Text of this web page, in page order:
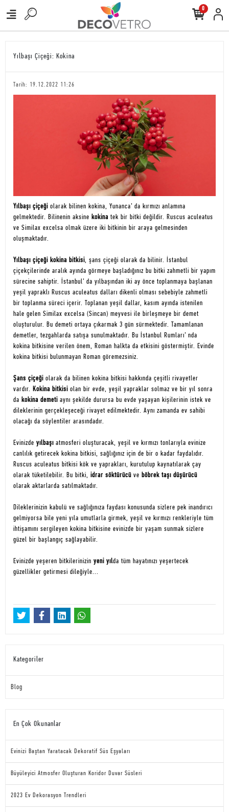
0
Yılbaşı Çiçeği: Kokina
Tarih: 19.12.2022 11:26
Yılbaşı çiçeği olarak bilinen kokina, Yunanca’ da kırmızı anlamına
gelmektedir. Bilinenin aksine kokina tek bir bitki değildir. Ruscus aculeatus
ve Similax excelsa olmak üzere iki bitkinin bir araya gelmesinden
oluşmaktadır.
Yılbaşı çiçeği kokina bitkisi, şans çiçeği olarak da bilinir. İstanbul
çiçekçilerinde aralık ayında görmeye başladığınız bu bitki zahmetli bir yapım
sürecine sahiptir. İstanbul’ da yılbaşından iki ay önce toplanmaya başlanan
yeşil yapraklı Ruscus aculeatus dalları dikenli olması sebebiyle zahmetli
bir toplanma süreci içerir. Toplanan yeşil dallar, kasım ayında istenilen
hale gelen Similax excelsa (Sincan) meyvesi ile birleşmeye bir demet
oluşturulur. Bu demeti ortaya çıkarmak 3 gün sürmektedir. Tamamlanan
demetler, tezgahlarda satışa sunulmaktadır. Bu İstanbul Rumları’ nda
kokina bitkisine verilen önem, Roman halkta da etkisini göstermiştir. Evinde
kokina bitkisi bulunmayan Roman göremezsiniz.
Şans çiçeği olarak da bilinen kokina bitkisi hakkında çeşitli rivayetler
vardır. Kokina bitkisi olan bir evde, yeşil yapraklar solmaz ve bir yıl sonra
da kokina demeti aynı şekilde durursa bu evde yaşayan kişilerinin istek ve
dileklerinin gerçekleşeceği rivayet edilmektedir. Aynı zamanda ev sahibi
olacağı da söylentiler arasındadır.
Evinizde yılbaşı atmosferi oluşturacak, yeşil ve kırmızı tonlarıyla evinize
canlılık getirecek kokina bitkisi, sağlığınız için de bir o kadar faydalıdır.
Ruscus aculeatus bitkisi kök ve yaprakları, kurutulup kaynatılarak çay
olarak tüketilebilir. Bu bitki, idrar söktürücü ve böbrek taşı düşürücü
olarak aktarlarda satılmaktadır.
Dileklerinizin kabulü ve sağlığınıza faydası konusunda sizlere pek inandırıcı
gelmiyorsa bile yeni yıla umutlarla girmek, yeşil ve kırmızı renkleriyle tüm
ihtişamını sergileyen kokina bitkisine evinizde bir yaşam sunmak sizlere
güzel bir başlangıç sağlayabilir.
Evinizde yeşeren bitkilerinizin yeni yılda tüm hayatınızı yeşertecek
güzellikler getirmesi dileğiyle...
Kategoriler
Blog
En Çok Okunanlar
Evinizi Baştan Yaratacak Dekoratif Süs Eşyaları
Büyüleyici Atmosfer Oluşturan Koridor Duvar Süsleri
2023 Ev Dekorasyon Trendleri